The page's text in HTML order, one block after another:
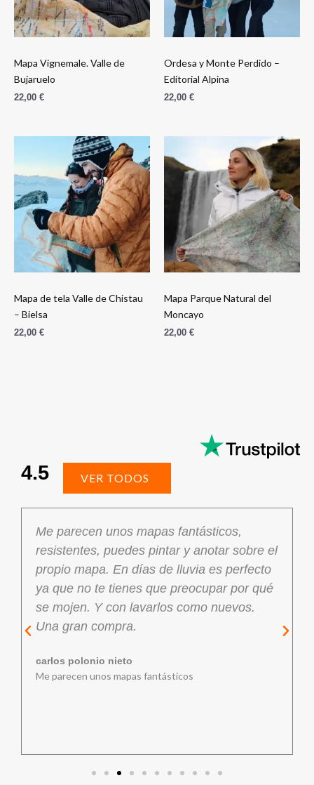
Mapa Vignemale. Valle de
Bujaruelo
22,00 €
Ordesa y Monte Perdido –
Editorial Alpina
22,00 €
Mapa de tela Valle de Chistau
– Bielsa
22,00 €
Mapa Parque Natural del
Moncayo
22,00 €
4.5 VER TODOS
Me parecen unos mapas fantásticos,
resistentes, puedes pintar y anotar sobre el
propio mapa. En días de lluvia es perfecto
ya que no te tienes que preocupar por qué
se mojen. Y con lavarlos como nuevos.
Una gran compra.
carlos polonio nieto
Me parecen unos mapas fantásticos